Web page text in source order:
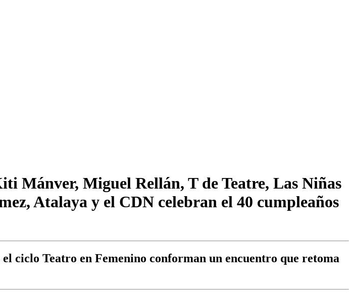
Mánver, Miguel Rellán, T de Teatre, Las Niñas
Atalaya y el CDN celebran el 40 cumpleaños
ciclo Teatro en Femenino conforman un encuentro que retoma